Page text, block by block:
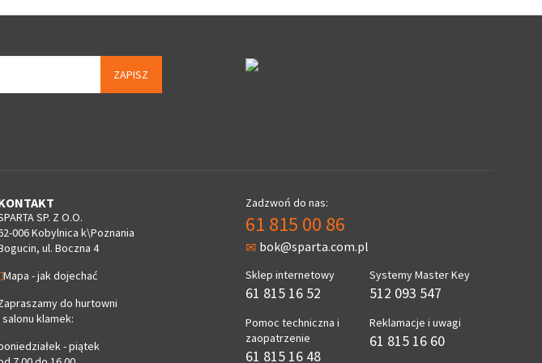
ZAPISZ
SP. Z O.O.
006 Kobylnica k\Poznania
ul. Boczna 4
Mapa - jak dojechać
do hurtowni
salonu klamek:
- piątek
Zadzwoń do nas:
61 815 00 86
bok@sparta.com.pl
Sklep internetowy
61 815 16 52
Pomoc techniczna i
zaopatrzenie
61 815 16 48
Systemy Master Key
512 093 547
Reklamacje i uwagi
61 815 16 60